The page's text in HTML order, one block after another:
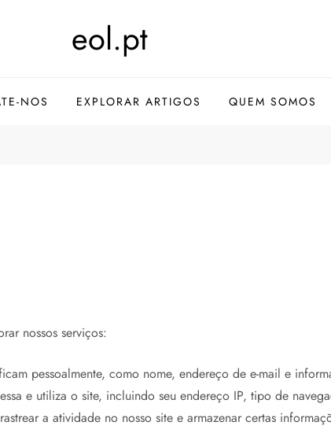
eol.pt
NOS EXPLORAR ARTIGOS QUEM SOMOS
nossos serviços:
pessoalmente, como nome, endereço de e-mail e
e utiliza o site, incluindo seu endereço IP, tipo de
a atividade no nosso site e armazenar certas